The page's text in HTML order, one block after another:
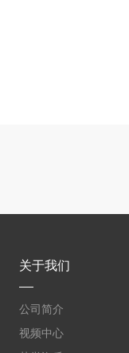
关于我们
公司简介
视频中心